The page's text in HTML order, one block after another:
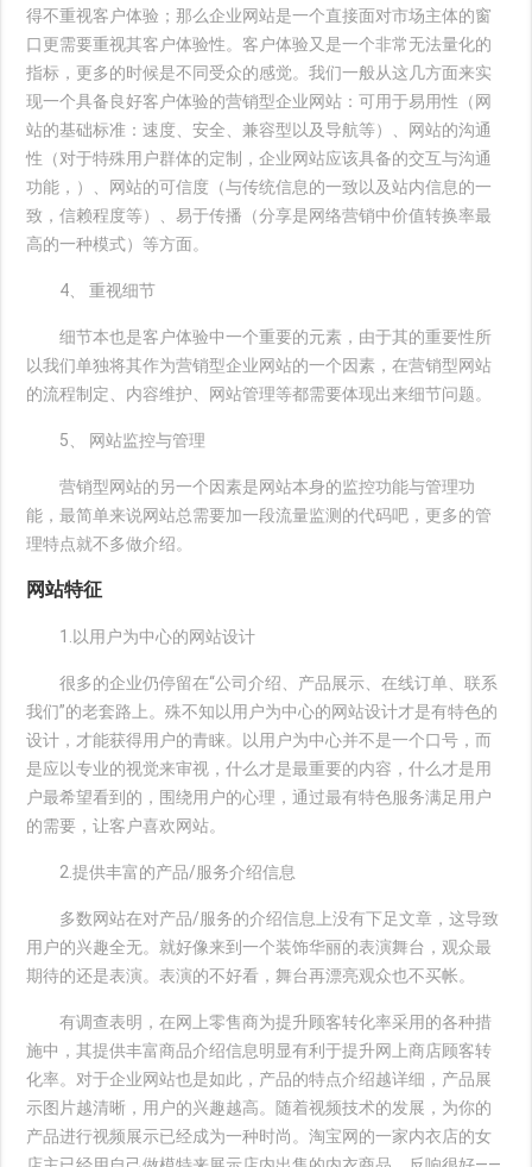
得不重视客户体验；那么企业网站是一个直接面对市场主体的窗
口更需要重视其客户体验性。客户体验又是一个非常无法量化的
指标，更多的时候是不同受众的感觉。我们一般从这几方面来实
现一个具备良好客户体验的营销型企业网站：可用于易用性（网
站的基础标准：速度、安全、兼容型以及导航等）、网站的沟通
性（对于特殊用户群体的定制，企业网站应该具备的交互与沟通
功能，）、网站的可信度（与传统信息的一致以及站内信息的一
致，信赖程度等）、易于传播（分享是网络营销中价值转换率最
高的一种模式）等方面。
4、 重视细节
细节本也是客户体验中一个重要的元素，由于其的重要性所
以我们单独将其作为营销型企业网站的一个因素，在营销型网站
的流程制定、内容维护、网站管理等都需要体现出来细节问题。
5、 网站监控与管理
营销型网站的另一个因素是网站本身的监控功能与管理功
能，最简单来说网站总需要加一段流量监测的代码吧，更多的管
理特点就不多做介绍。
网站特征
1.以用户为中心的网站设计
很多的企业仍停留在“公司介绍、产品展示、在线订单、联系
我们”的老套路上。殊不知以用户为中心的网站设计才是有特色的
设计，才能获得用户的青睐。以用户为中心并不是一个口号，而
是应以专业的视觉来审视，什么才是最重要的内容，什么才是用
户最希望看到的，围绕用户的心理，通过最有特色服务满足用户
的需要，让客户喜欢网站。
2.提供丰富的产品/服务介绍信息
多数网站在对产品/服务的介绍信息上没有下足文章，这导致
用户的兴趣全无。就好像来到一个装饰华丽的表演舞台，观众最
期待的还是表演。表演的不好看，舞台再漂亮观众也不买帐。
有调查表明，在网上零售商为提升顾客转化率采用的各种措
施中，其提供丰富商品介绍信息明显有利于提升网上商店顾客转
化率。对于企业网站也是如此，产品的特点介绍越详细，产品展
示图片越清晰，用户的兴趣越高。随着视频技术的发展，为你的
产品进行视频展示已经成为一种时尚。淘宝网的一家内衣店的女